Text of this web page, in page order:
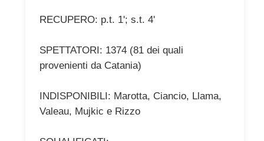
RECUPERO: p.t. 1'; s.t. 4'
SPETTATORI: 1374 (81 dei quali
provenienti da Catania)
INDISPONIBILI: Marotta, Ciancio, Llama,
Valeau, Mujkic e Rizzo